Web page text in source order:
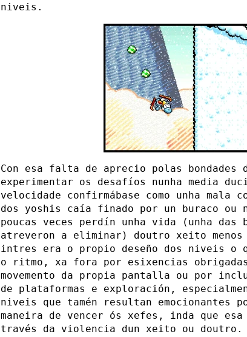
niveis.
Con esa falta de aprecio polas bondades
experimentar os desafíos nunha media
velocidade confirmábase como unha mala
dos yoshis caía finado por un buraco ou
poucas veces perdín unha vida (unha das
atreveron a eliminar) doutro xeito menos
intres era o propio deseño dos niveis o
o ritmo, xa fora por esixencias
movemento da propia pantalla ou por
de plataformas e exploración,
niveis que tamén resultan emocionantes
maneira de vencer ós xefes, inda que esa
través da violencia dun xeito ou doutro.